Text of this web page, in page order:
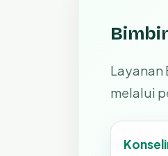
Layanan
melalui